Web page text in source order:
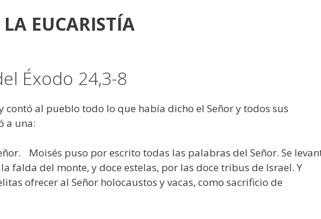
EUCARISTÍA
Éxodo 24,3-8
contó al pueblo todo lo que había dicho el Señor y todos sus
a una:
Moisés puso por escrito todas las palabras del Señor. Se
falda del monte, y doce estelas, por las doce tribus de Israel. Y
ofrecer al Señor holocaustos y vacas, como sacrificio de